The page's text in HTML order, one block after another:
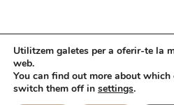
Utilitzem galetes per a oferir-te la
web.
You can find out more about
switch them off in settings.